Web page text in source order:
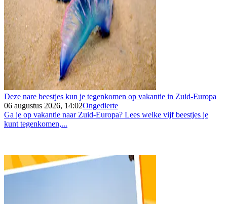
Deze nare beestjes kun je tegenkomen op vakantie in Zuid-Europa
06 augustus 2026, 14:02Ongedierte
Ga je op vakantie naar Zuid-Europa? Lees welke vijf beestjes je
kunt tegenkomen,...